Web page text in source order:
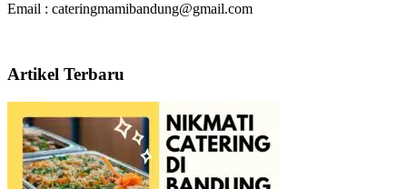
Email : cateringmamibandung@gmail.com
Artikel Terbaru